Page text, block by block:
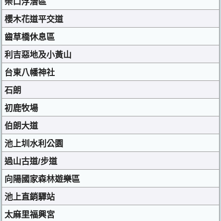
櫻木花道平交道
齒草橋休息區
利吉惡地及小黃山
台東八幡神社
石朗
初鹿牧場
伯朗大道
池上圳水利公園
過山古道/步道
向陽國家森林遊樂區
池上直銷驛站
太麻里福興宮